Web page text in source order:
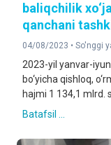
baliqchilik
qanchani
04/08/2023 • So'nggi
2023-yil yanvar-
bo‘yicha qishloq,
hajmi 1 134,1 mlrd.
Batafsil ...